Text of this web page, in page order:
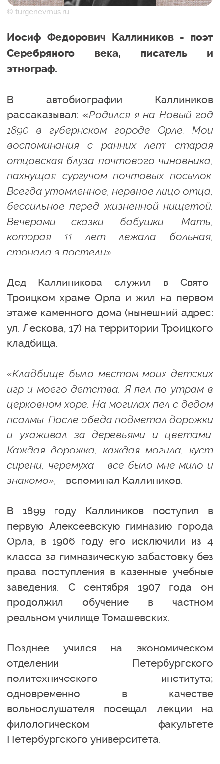
© turgenevmus.ru
Иосиф Федорович Каллиников - поэт
Серебряного века, писатель и
этнограф.
В автобиографии Каллиников
рассаказывал: «Родился я на Новый год
1890 в губернском городе Орле. Мои
воспоминания с ранних лет: старая
отцовская блуза почтового чиновника,
пахнущая сургучом почтовых посылок.
Всегда утомленное, нервное лицо отца,
бессильное перед жизненной нищетой.
Вечерами сказки бабушки. Мать,
которая 11 лет лежала больная,
стонала в постели».
Дед Каллиникова служил в Свято-
Троицком храме Орла и жил на первом
этаже каменного дома (нынешний адрес:
ул. Лескова, 17) на территории Троицкого
кладбища.
«Кладбище было местом моих детских
игр и моего детства. Я пел по утрам в
церковном хоре. На могилах пел с дедом
псалмы. После обеда подметал дорожки
и ухаживал за деревьями и цветами.
Каждая дорожка, каждая могила, куст
сирени, черемуха – все было мне мило и
знакомо», - вспоминал Каллиников.
В 1899 году Каллиников поступил в
первую Алексеевскую гимназию города
Орла, в 1906 году его исключили из 4
класса за гимназическую забастовку без
права поступления в казенные учебные
заведения. С сентября 1907 года он
продолжил обучение в частном
реальном училище Томашевских.
Позднее учился на экономическом
отделении Петербургского
политехнического института;
одновременно в качестве
вольнослушателя посещал лекции на
филологическом факультете
Петербургского университета.